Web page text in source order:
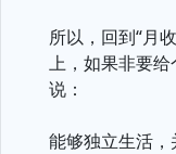
所以，回到“月
上，如果非要
说：
能够独立生活